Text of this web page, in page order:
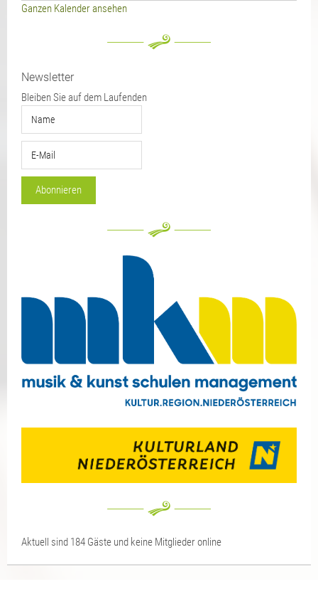
Ganzen Kalender ansehen
Newsletter
Bleiben Sie auf dem Laufenden
Aktuell sind 184 Gäste und keine Mitglieder online